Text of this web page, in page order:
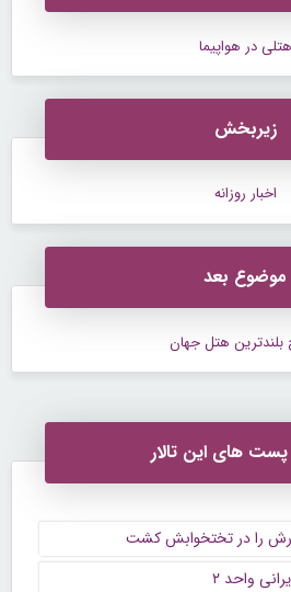
هتلی در هواپیما
زیربخش
اخبار روزانه
موضوع بعد
بلندترین هتل جهان
های این تالار
را در تختخوابش کشت
واحد ۲